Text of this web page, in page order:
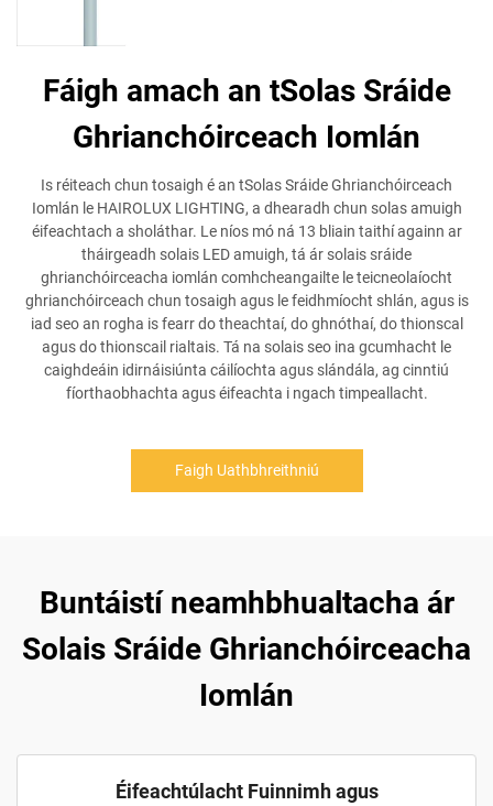
Fáigh amach an tSolas Sráide
Ghrianchóirceach Iomlán
Is réiteach chun tosaigh é an tSolas Sráide Ghrianchóirceach
Iomlán le HAIROLUX LIGHTING, a dhearadh chun solas amuigh
éifeachtach a sholáthar. Le níos mó ná 13 bliain taithí againn ar
tháirgeadh solais LED amuigh, tá ár solais sráide
ghrianchóirceacha iomlán comhcheangailte le teicneolaíocht
ghrianchóirceach chun tosaigh agus le feidhmíocht shlán, agus is
iad seo an rogha is fearr do theachtaí, do ghnóthaí, do thionscal
agus do thionscail rialtais. Tá na solais seo ina gcumhacht le
caighdeáin idirnáisiúnta cáilíochta agus slándála, ag cinntiú
fíorthaobhachta agus éifeachta i ngach timpeallacht.
Faigh Uathbhreithniú
Buntáistí neamhbhualtacha ár
Solais Sráide Ghrianchóirceacha
Iomlán
Éifeachtúlacht Fuinnimh agus